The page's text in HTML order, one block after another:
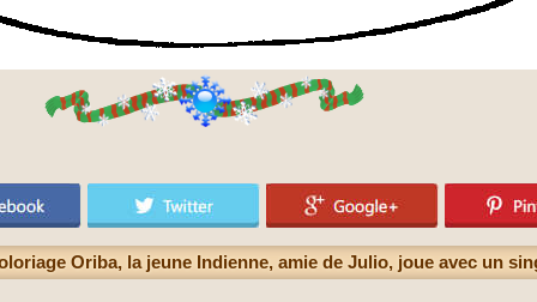
Oriba, la jeune Indienne, amie de Julio, joue avec un